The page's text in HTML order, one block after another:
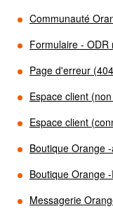
Communauté
Formulaire -
Page d'erreur
Espace client
Espace client
Boutique Orange
Boutique Orange
Messagerie